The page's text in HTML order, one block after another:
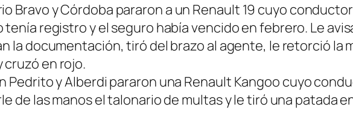
Bravo y Córdoba pararon a un Renault 19 cuyo
registro y el seguro había vencido en febrero. Le
la documentación, tiró del brazo al agente, le retorció la
cruzó en rojo.
Pedrito y Alberdi pararon una Renault Kangoo cuyo
de las manos el talonario de multas y le tiró una patada